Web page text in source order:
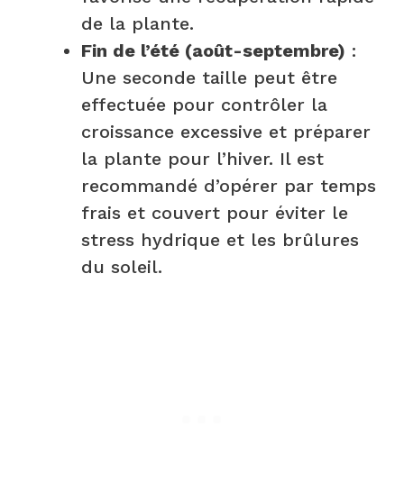
de la plante.
Fin de l’été (août-septembre) :
Une seconde taille peut être
effectuée pour contrôler la
croissance excessive et préparer
la plante pour l’hiver. Il est
recommandé d’opérer par temps
frais et couvert pour éviter le
stress hydrique et les brûlures
du soleil.